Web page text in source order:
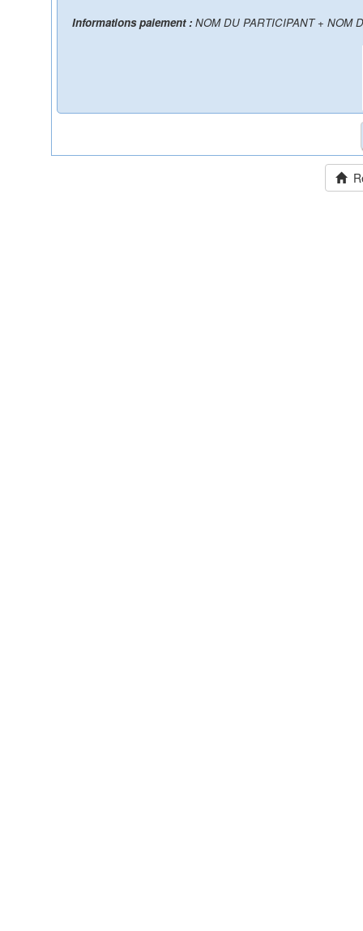
Informations paiement : NOM DU PARTICIPANT + NOM